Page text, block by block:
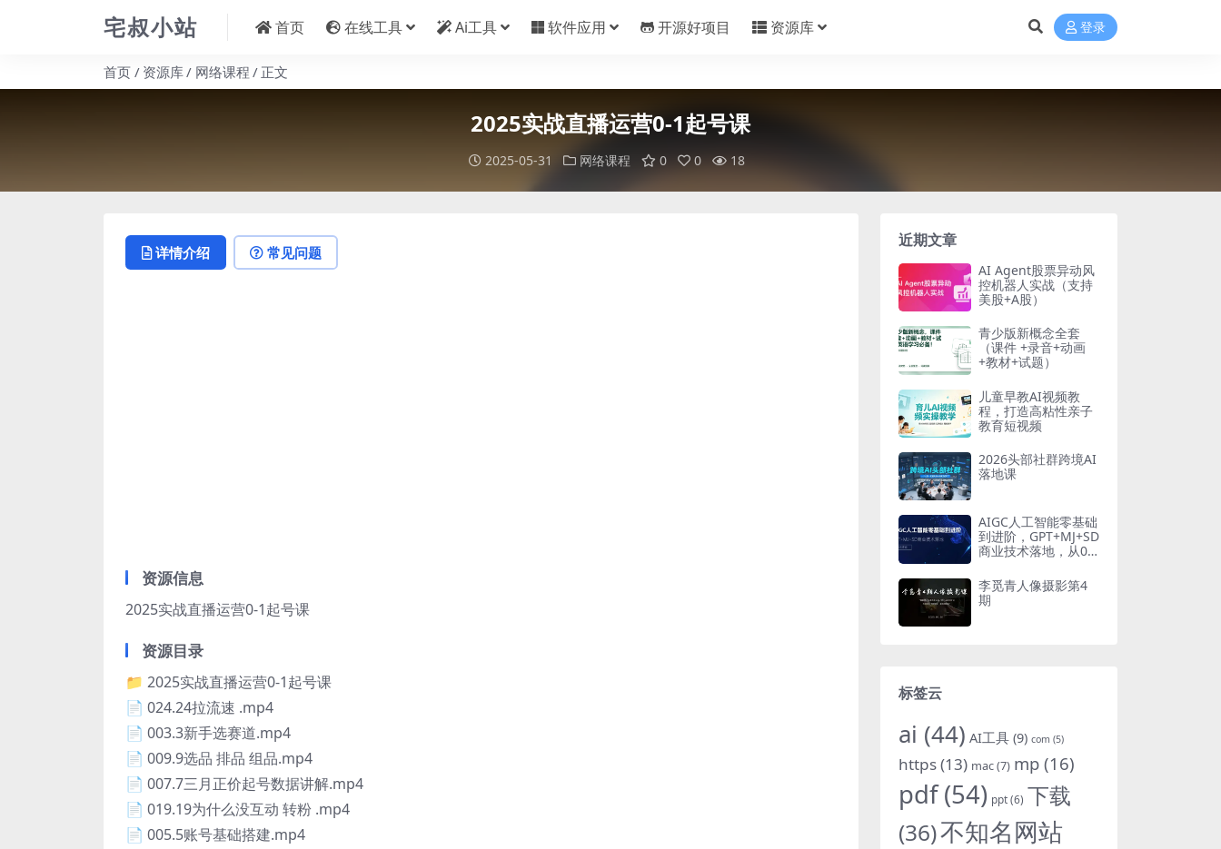
宅叔小站 首页 在线工具 Ai工具 软件应用 开源好项目 资源库 登录
首页 资源库 网络课程 正文
2025实战直播运营0-1起号课
2025-05-31 网络课程 0 0 18
详情介绍 常见问题
资源信息
2025实战直播运营0-1起号课
资源目录
📁 2025实战直播运营0-1起号课
📄 024.24拉流速 .mp4
📄 003.3新手选赛道.mp4
📄 009.9选品 排品 组品.mp4
📄 007.7三月正价起号数据讲解.mp4
📄 019.19为什么没互动 转粉 .mp4
📄 005.5账号基础搭建.mp4
近期文章
AI Agent股票异动风
控机器人实战（支持
美股+A股）
青少版新概念全套
（课件 +录音+动画
+教材+试题）
儿童早教AI视频教
程，打造高粘性亲子
教育短视频
2026头部社群跨境AI
落地课
AIGC人工智能零基础
到进阶，GPT+MJ+SD
商业技术落地，从0
李觅青人像摄影第4
期
标签云
ai (44) AI工具 (9) com (5)
https(13) mac(7) mp (16)
pdf(54) ppt(6) 下载
(36)不知名网站